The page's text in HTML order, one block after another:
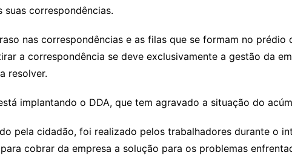
correspondências.
nas correspondências e as filas que se formam no
a correspondência se deve exclusivamente a gestão da
resolver.
implantando o DDA, que tem agravado a situação do
pela cidadão, foi realizado pelos trabalhadores durante o
cobrar da empresa a solução para os problemas